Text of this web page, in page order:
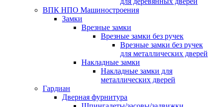
ВПК НПО Машиностроения
Замки
Врезные замки
Врезные замки без ручек
Врезные замки без ручек
для металлических дверей
Накладные замки
Накладные замки для
металлических дверей
Гардиан
Дверная фурнитура